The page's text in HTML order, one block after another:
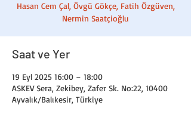
Hasan Cem Çal, Övgü Gökçe, Fatih Özgüven,
Nermin Saatçioğlu
Saat ve Yer
19 Eyl 2025 16:00 – 18:00
ASKEV Sera, Zekibey, Zafer Sk. No:22, 10400
Ayvalık/Balıkesir, Türkiye